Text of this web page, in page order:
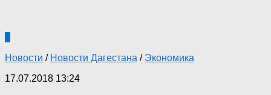
Новости / Новости Дагестана / Экономика
17.07.2018 13:24